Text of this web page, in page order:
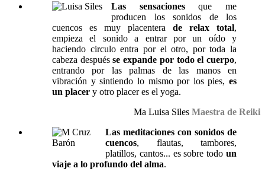
Las sensacionesque me
producen los sonidos de los
cuencos es muy placentera de relax total,
empieza el sonido a entrar por un oído y
haciendo circulo entra por el otro, por toda la
cabeza despuésse expande por todo el cuerpo,
entrando por las palmas de las manos en
vibración y sintiendo lo mismo por los pies, es
un placer y otro placer es el yoga.
Ma Luisa Siles Maestra de Reiki
Las meditaciones con sonidos de
cuencos, flautas, tambores,
platillos, cantos... es sobre todo un
viaje a lo profundo del alma.